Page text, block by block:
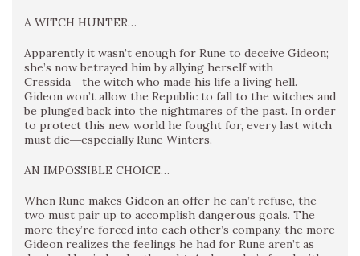
A WITCH HUNTER…
Apparently it wasn’t enough for Rune to deceive Gideon;
she’s now betrayed him by allying herself with
Cressida―the witch who made his life a living hell.
Gideon won’t allow the Republic to fall to the witches and
be plunged back into the nightmares of the past. In order
to protect this new world he fought for, every last witch
must die―especially Rune Winters.
AN IMPOSSIBLE CHOICE…
When Rune makes Gideon an offer he can’t refuse, the
two must pair up to accomplish dangerous goals. The
more they’re forced into each other’s company, the more
Gideon realizes the feelings he had for Rune aren’t as